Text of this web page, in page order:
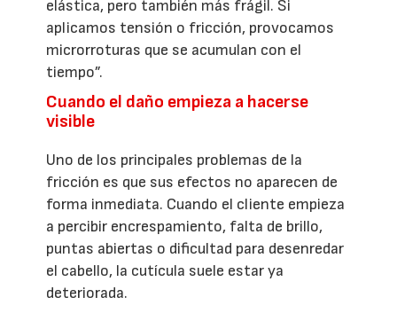
elástica, pero también más frágil. Si
aplicamos tensión o fricción, provocamos
microrroturas que se acumulan con el
tiempo”.
Cuando el daño empieza a hacerse
visible
Uno de los principales problemas de la
fricción es que sus efectos no aparecen de
forma inmediata. Cuando el cliente empieza
a percibir encrespamiento, falta de brillo,
puntas abiertas o dificultad para desenredar
el cabello, la cutícula suele estar ya
deteriorada.